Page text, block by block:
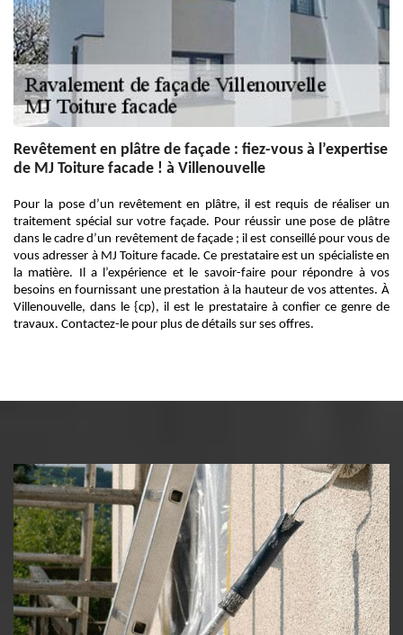
Revêtement en plâtre de façade : fiez-vous à l’expertise
de MJ Toiture facade ! à Villenouvelle
Pour la pose d’un revêtement en plâtre, il est requis de réaliser un
traitement spécial sur votre façade. Pour réussir une pose de plâtre
dans le cadre d’un revêtement de façade ; il est conseillé pour vous de
vous adresser à MJ Toiture facade. Ce prestataire est un spécialiste en
la matière. Il a l’expérience et le savoir-faire pour répondre à vos
besoins en fournissant une prestation à la hauteur de vos attentes. À
Villenouvelle, dans le {cp), il est le prestataire à confier ce genre de
travaux. Contactez-le pour plus de détails sur ses offres.